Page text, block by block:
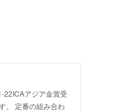
22ICAアジア金賞受
。 定番の組み合わ